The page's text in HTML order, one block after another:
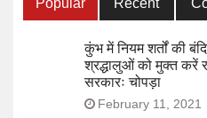
Popular Recent
कुंभ में नियम शर्तों की
श्रद्धालुओं को मुक्त करें
सरकारः चोपड़ा
February 11, 2021